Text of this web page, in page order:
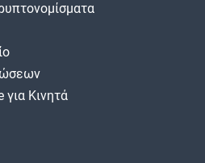
Κινητά